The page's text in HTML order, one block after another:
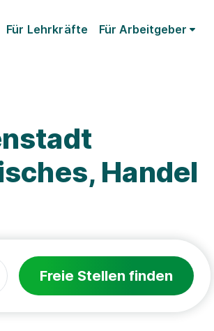
Für Lehrkräfte Für Arbeitgeber
Handel
Freie Stellen finden